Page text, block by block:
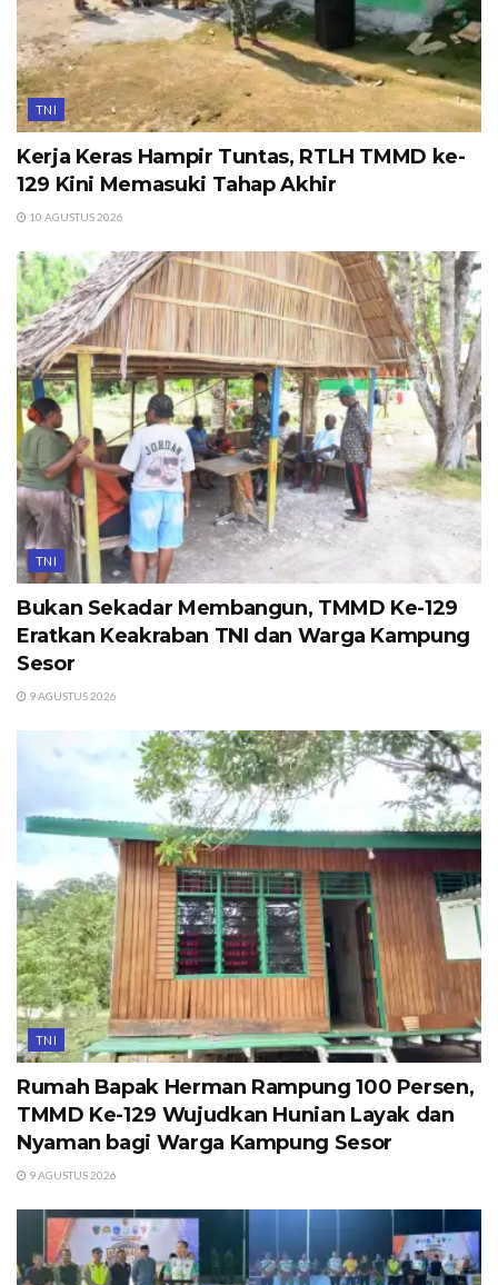
TNI
Kerja Keras Hampir Tuntas, RTLH TMMD ke-
129 Kini Memasuki Tahap Akhir
10 AGUSTUS 2026
TNI
Bukan Sekadar Membangun, TMMD Ke-129
Eratkan Keakraban TNI dan Warga Kampung
Sesor
9 AGUSTUS 2026
TNI
Rumah Bapak Herman Rampung 100 Persen,
TMMD Ke-129 Wujudkan Hunian Layak dan
Nyaman bagi Warga Kampung Sesor
9 AGUSTUS 2026